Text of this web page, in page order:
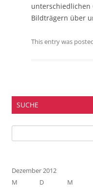
Bildträgern über
This entry was
SUCHE
nach:
Dezember 2012
M
D M